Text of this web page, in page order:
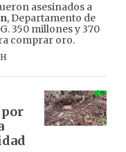
asesinados a
, Departamento de
350 millones y 370
comprar oro.